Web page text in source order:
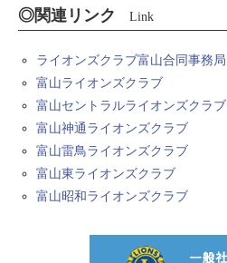
◎関連リンク Link
ライオンズクラブ富山合同事務局
富山ライオンズクラブ
富山セントラルライオンズクラブ
富山神通ライオンズクラブ
富山雷鳥ライオンズクラブ
富山東ライオンズクラブ
富山昭和ライオンズクラブ